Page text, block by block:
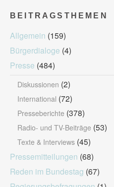
BEITRAGSTHEMEN
Allgemein (159)
Bürgerdialoge (4)
Presse (484)
Diskussionen (2)
International (72)
Presseberichte (378)
Radio- und TV-Beiträge (53)
Texte & Interviews (45)
Pressemitteilungen (68)
Reden im Bundestag (67)